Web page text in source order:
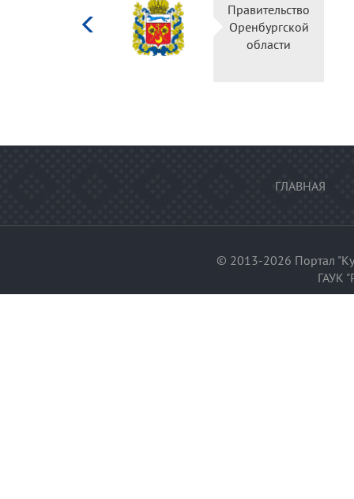
Правительство
Оренбургской
области
ГЛАВНАЯ
© 2013-2026 Портал
ГАУК